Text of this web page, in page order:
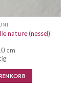
nature (nessel)
cm